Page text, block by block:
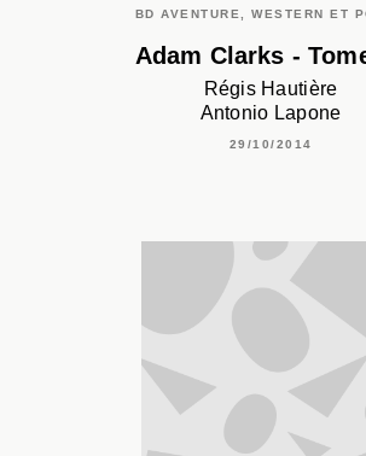
BD AVENTURE, WESTERN ET
Adam Clarks -
Régis Hautière
Antonio Lapone
29/10/2014